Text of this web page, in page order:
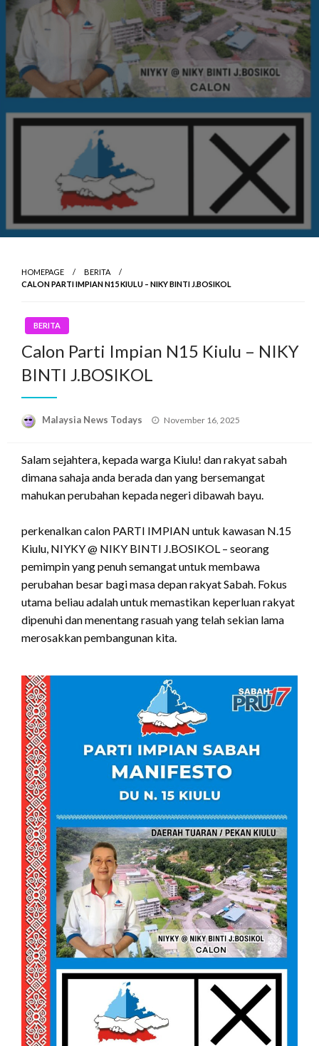
HOMEPAGE
BERITA
CALON PARTI IMPIAN N15 KIULU – NIKY BINTI J.BOSIKOL
BERITA
Calon Parti Impian N15 Kiulu – NIKY
BINTI J.BOSIKOL
Malaysia News Todays
Posted
November 16, 2025
Salam sejahtera, kepada warga Kiulu! dan rakyat sabah
dimana sahaja anda berada dan yang bersemangat
mahukan perubahan kepada negeri dibawah bayu.
perkenalkan calon PARTI IMPIAN untuk kawasan N.15
Kiulu, NIYKY @ NIKY BINTI J.BOSIKOL – seorang
pemimpin yang penuh semangat untuk membawa
perubahan besar bagi masa depan rakyat Sabah. Fokus
utama beliau adalah untuk memastikan keperluan rakyat
dipenuhi dan menentang rasuah yang telah sekian lama
merosakkan pembangunan kita.